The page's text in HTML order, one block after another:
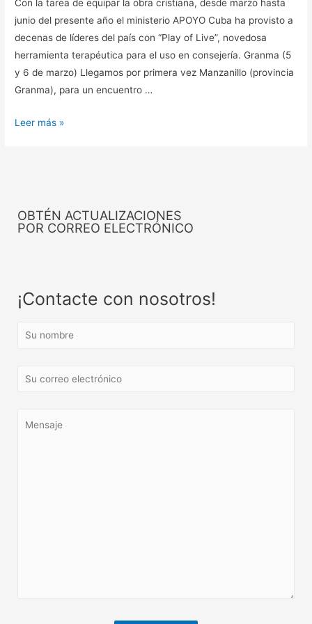
Con la tarea de equipar la obra cristiana, desde marzo hasta
junio del presente año el ministerio APOYO Cuba ha provisto a
decenas de líderes del país con “Play of Live”, novedosa
herramienta terapéutica para el uso en consejería. Granma (5
y 6 de marzo) Llegamos por primera vez Manzanillo (provincia
Granma), para un encuentro …
Leer más »
OBTÉN ACTUALIZACIONES
POR CORREO ELECTRÓNICO
¡Contacte con nosotros!